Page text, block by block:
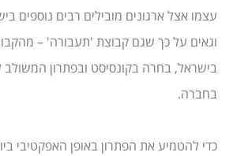
עצמו אצל ארגונים מובילים רבים נוספים
וגאים על כך שגם קבוצת 'תעבורה' –
בישראל, בחרה בקונסיסט ובפתרון המשולב
בחברה.
כדי להטמיע את הפתרון באופן האפקטיבי